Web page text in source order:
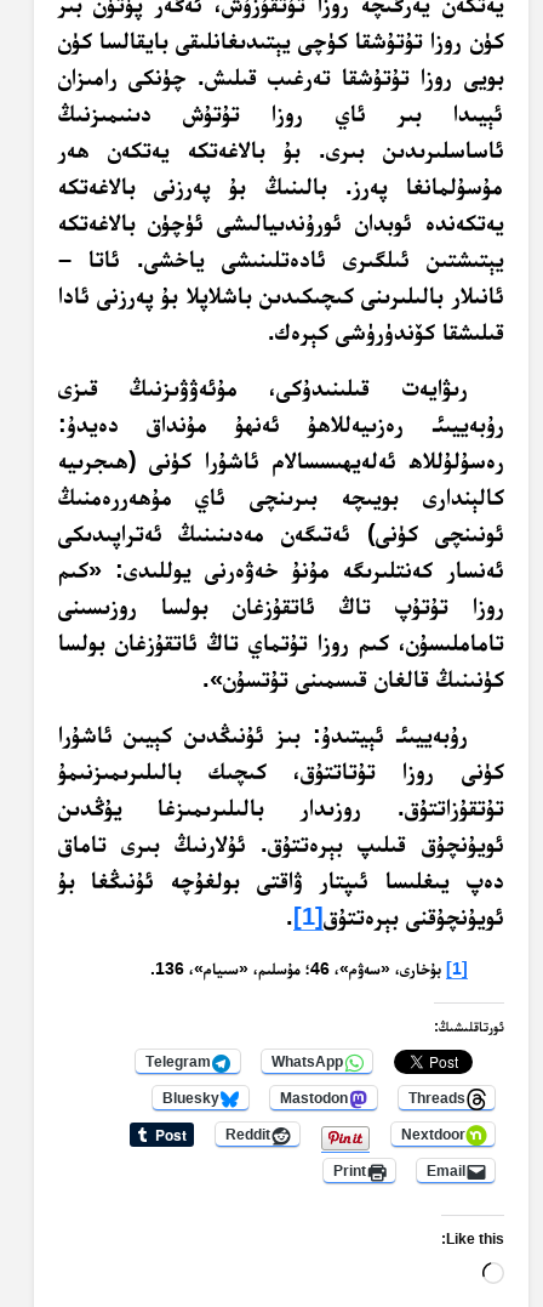
كۈن روزا تۇتۇشقا كۈچى يېتىدىغانلىقى بايقالسا كۈن
بويى روزا تۇتۇشقا تەرغىب قىلىش. چۈنكى رامىزان
ئېيىدا بىر ئاي روزا تۇتۇش دىنىمىزنىڭ
ئاساسلىرىدىن بىرى. بۇ بالاغەتكە يەتكەن ھەر
مۇسۇلمانغا پەرز. بالىنىڭ بۇ پەرزنى بالاغەتكە
يەتكەندە ئوبدان ئورۇندىيالىشى ئۈچۈن بالاغەتكە
يېتىشتىن ئىلگىرى ئادەتلىنىشى ياخشى. ئاتا –
ئانىلار بالىلىرىنى كىچىكىدىن باشلاپلا بۇ پەرزنى ئادا
قىلىشقا كۆندۈرۈشى كېرەك.
رىۋايەت قىلىنىدۇكى، مۇئەۋۋىزنىڭ قىزى
رۇبەييىئـ رەزىيەللاھۇ ئەنھۇ مۇنداق دەيدۇ:
رەسۇلۇللاھ ئەلەيھىسسالام ئاشۇرا كۈنى (ھىجرىيە
كالېندارى بويىچە بىرىنچى ئاي مۇھەررەمنىڭ
ئونىنچى كۈنى) ئەتىگەن مەدىنىنىڭ ئەتراپىدىكى
ئەنسار كەنتلىرىگە مۇنۇ خەۋەرنى يوللىدى: «كىم
روزا تۇتۇپ تاڭ ئاتقۇزغان بولسا روزىسىنى
تاماملىسۇن، كىم روزا تۇتماي تاڭ ئاتقۇزغان بولسا
كۈنىنىڭ قالغان قىسمىنى تۇتسۇن».
رۇبەييىئـ ئېيتىدۇ: بىز ئۇنىڭدىن كېيىن ئاشۇرا
كۈنى روزا تۇتاتتۇق، كىچىك بالىلىرىمىزنىمۇ
تۇتقۇزاتتۇق. روزىدار بالىلىرىمىزغا يۇڭدىن
ئويۇنچۇق قىلىپ بېرەتتۇق. ئۇلارنىڭ بىرى تاماق
دەپ يىغلىسا ئىپتار ۋاقتى بولغۇچە ئۇنىڭغا بۇ
ئويۇنچۇقنى بېرەتتۇق[1]
.
[1] بۇخارى، «سەۋم»، 46؛ مۇسلىم، «سىيام»، 136.
ئورتاقلىشىڭ:
WhatsApp
Telegram
Threads
Mastodon
Bluesky
Nextdoor
Reddit
Email
Print
Like this:
Loading…